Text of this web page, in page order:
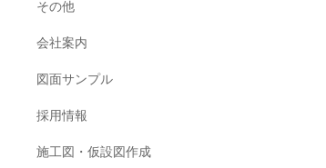
その他
会社案内
図面サンプル
採用情報
施工図・仮設図作成